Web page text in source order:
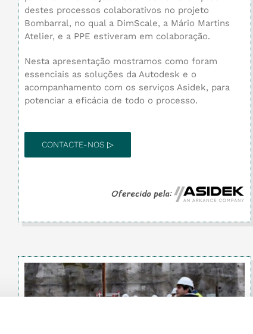
destes processos colaborativos no projeto
Bombarral, no qual a DimScale, a Mário Martins
Atelier, e a PPE estiveram em colaboração.
Nesta apresentação mostramos como foram
essenciais as soluções da Autodesk e o
acompanhamento com os serviços Asidek, para
potenciar a eficácia de todo o processo.
CONTACTE-NOS ▷